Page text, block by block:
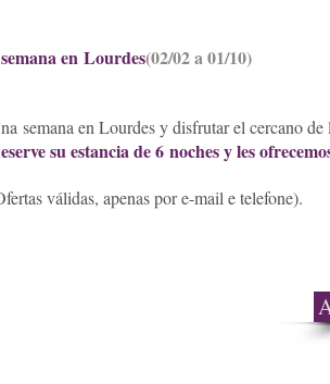
en Lourdes(02/02 a 01/10)
semana en Lourdes y disfrutar el cercano de
su estancia de 6 noches y les
válidas, apenas por e-mail e telefone).